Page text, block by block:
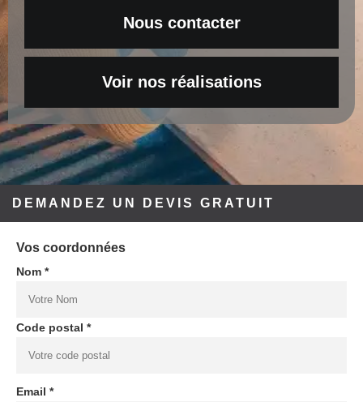
Nous contacter
Voir nos réalisations
DEMANDEZ UN DEVIS GRATUIT
Vos coordonnées
Nom *
Code postal *
Email *